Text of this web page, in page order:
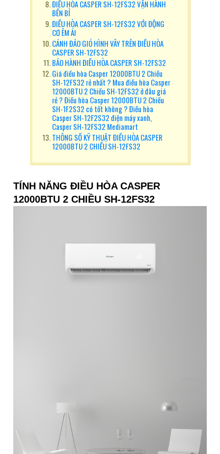
ĐIỀU HÒA CASPER SH-12FS32 VẬN HÀNH
BỀN BỈ
ĐIỀU HÒA CASPER SH-12FS32 VỚI ĐỘNG
CƠ ÊM ÁI
CÁNH ĐẢO GIÓ HÌNH VÂY TRÊN ĐIỀU HÒA
CASPER SH-12FS32
BẢO HÀNH ĐIỀU HÒA CASPER SH-12FS32
Giá điều hòa Casper 12000BTU 2 Chiều
SH-12FS32 rẻ nhất ? Mua điều hòa Casper
12000BTU 2 Chiều SH-12FS32 ở đâu giá
rẻ ? Điều hòa Casper 12000BTU 2 Chiều
SH-1F2S32 có tốt không ? Điều hòa
Casper SH-12F2S32 điện máy xanh,
Casper SH-12FS32 Mediamart
THÔNG SỐ KỸ THUẬT ĐIỀU HÒA CASPER
12000BTU 2 CHIỀU SH-12FS32
TÍNH NĂNG ĐIỀU HÒA CASPER
12000BTU 2 CHIỀU SH-12FS32